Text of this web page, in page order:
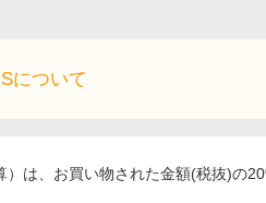
について
は、お買い物された金額(税抜)の